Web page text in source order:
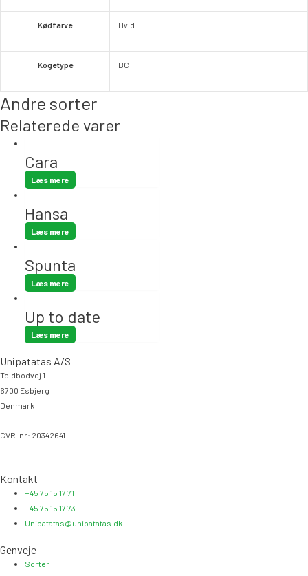
Kødfarve Hvid
Kogetype BC
Andre sorter
Relaterede varer
Cara
Læs mere
Hansa
Læs mere
Spunta
Læs mere
Up to date
Læs mere
Unipatatas A/S
Toldbodvej 1
6700 Esbjerg
Denmark
CVR-nr: 20342641
Kontakt
+45 75 15 17 71
+45 75 15 17 73
Unipatatas@unipatatas.dk
Genveje
Sorter